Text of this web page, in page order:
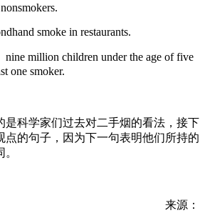
smoke in restaurants.
nine million children under the age of five
one smoker.
是科学家们过去对二手烟的看法，接下
点的句子，因为下一句表明他们所持的
来源：